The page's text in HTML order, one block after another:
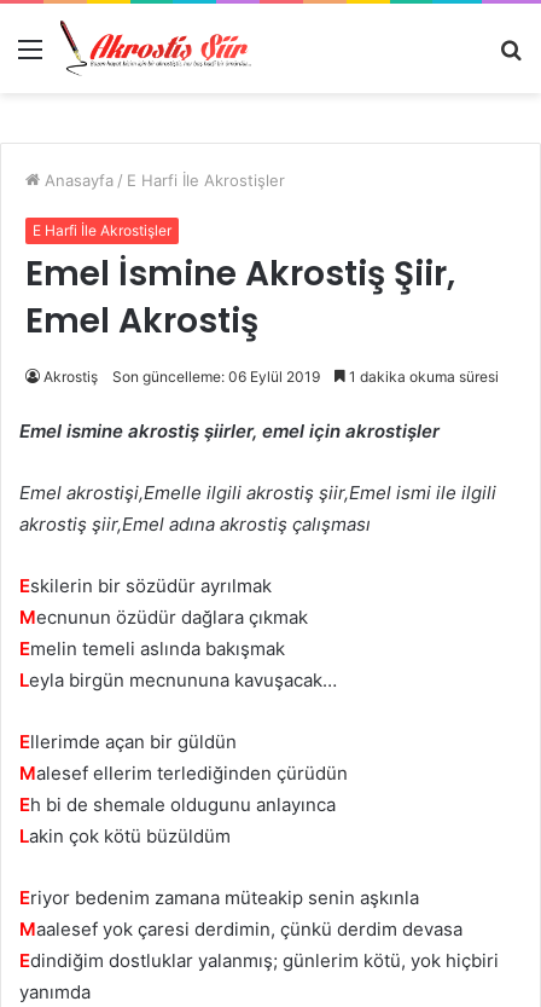
Menü
Anasayfa / E Harfi İle Akrostişler
E Harfi İle Akrostişler
Emel İsmine Akrostiş Şiir,
Emel Akrostiş
Akrostiş Son güncelleme: 06 Eylül 2019 1 dakika okuma süresi
Emel ismine akrostiş şiirler, emel için akrostişler
Emel akrostişi,Emelle ilgili akrostiş şiir,Emel ismi ile ilgili
akrostiş şiir,Emel adına akrostiş çalışması
Eskilerin bir sözüdür ayrılmak
Mecnunun özüdür dağlara çıkmak
Emelin temeli aslında bakışmak
Leyla birgün mecnununa kavuşacak…
Ellerimde açan bir güldün
Malesef ellerim terlediğinden çürüdün
Eh bi de shemale oldugunu anlayınca
Lakin çok kötü büzüldüm
Eriyor bedenim zamana müteakip senin aşkınla
Maalesef yok çaresi derdimin, çünkü derdim devasa
Edindiğim dostluklar yalanmış; günlerim kötü, yok hiçbiri
yanımda